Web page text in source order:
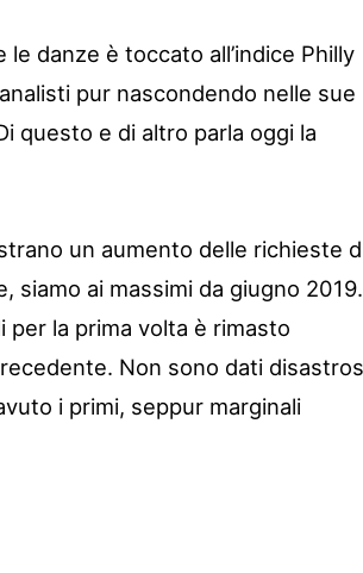
danze è toccato all’indice Philly
pur nascondendo nelle sue
questo e di altro parla oggi la
un aumento delle richieste
siamo ai massimi da giugno 2019.
la prima volta è rimasto
Non sono dati
i primi, seppur marginali